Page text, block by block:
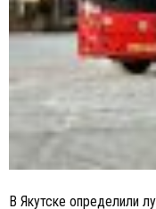
В Якутске определили